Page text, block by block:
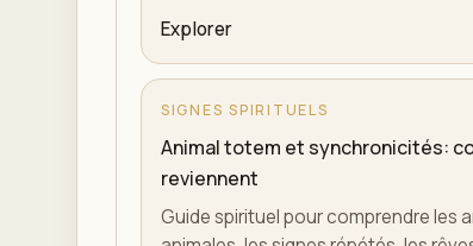
Explorer
SIGNES SPIRITUELS
Animal totem et synchronicités:
reviennent
Guide spirituel pour comprendre les